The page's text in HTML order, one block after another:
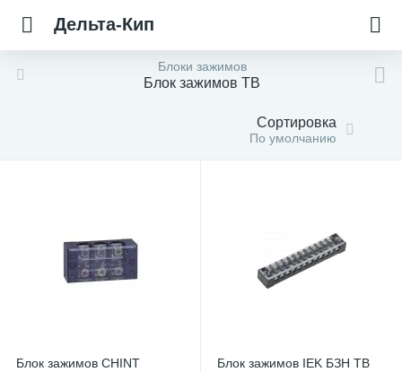
Дельта-Кип
Блоки зажимов
Блок зажимов ТВ
Сортировка
По умолчанию
Блок зажимов CHINT
Блок зажимов IEK БЗН ТВ